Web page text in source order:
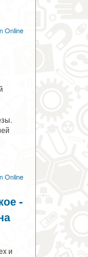
Online
Online
-
и